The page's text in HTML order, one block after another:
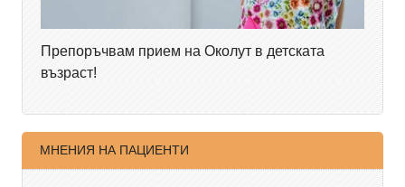
Препоръчвам прием на Околут в детската
възраст!
МНЕНИЯ НА ПАЦИЕНТИ